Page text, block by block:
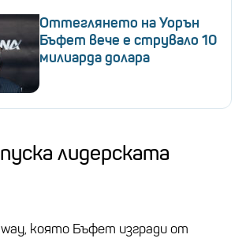
Оттеглянето на Уорън
Бъфет вече е струвало 10
милиарда долара
лидерската
която Бъфет изгради от